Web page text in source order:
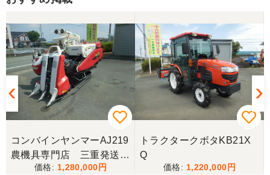
色々と農機具屋さんと取引してきましたが、とても
親切で信頼のおける業者様でした。 これからもお付
き合いしたいと、思います。 有り難うございまし
た。
福岡県／中津かき
2025.6/14土曜日午前中に宇佐市院内町まで配達にき
てもらいました。以前ナカガワ農機商会さん当時に
きてもらってから2回目です。対応が丁寧で社長さん
も奥さんも天候が悪い中配達ありがとうございまし
た。
コンバインヤンマーAJ219
農機具専門店 三重発送整
備済み
1,280,000
トラクタークボタKB21X
Q
1,220,000